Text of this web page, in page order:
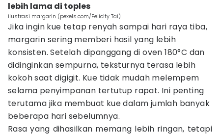
lebih lama di toples
ilustrasi margarin (pexels.com/Felicity Tai)
Jika ingin kue tetap renyah sampai hari raya tiba,
margarin sering memberi hasil yang lebih
konsisten. Setelah dipanggang di oven 180°C dan
didinginkan sempurna, teksturnya terasa lebih
kokoh saat digigit. Kue tidak mudah melempem
selama penyimpanan tertutup rapat. Ini penting
terutama jika membuat kue dalam jumlah banyak
beberapa hari sebelumnya.
Rasa yang dihasilkan memang lebih ringan, tetapi